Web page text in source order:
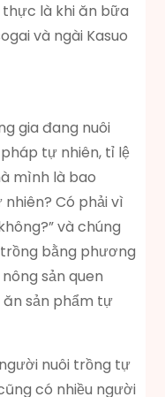
thực là khi ăn bữa
và ngài Kasuo
gia đang nuôi
tự nhiên, tỉ lệ
mình là bao
Có phải vì
và chúng
bằng phương
sản quen
sản phẩm tự
nuôi trồng tự
có nhiều người